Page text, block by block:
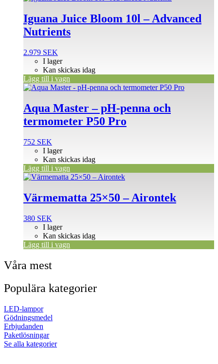
Iguana Juice Bloom 10l – Advanced
Nutrients
2.979 SEK
I lager
Kan skickas idag
Lägg till i vagn
Aqua Master – pH-penna och
termometer P50 Pro
752 SEK
I lager
Kan skickas idag
Lägg till i vagn
Värmematta 25×50 – Airontek
380 SEK
I lager
Kan skickas idag
Lägg till i vagn
Våra mest
Populära kategorier
LED-lampor
Gödningsmedel
Erbjudanden
Paketlösningar
Se alla kategorier